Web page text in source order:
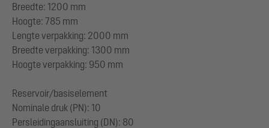
Breedte: 1200 mm
Hoogte: 785 mm
Lengte verpakking: 2000 mm
Breedte verpakking: 1300 mm
Hoogte verpakking: 950 mm
Reservoir/basiselement
Nominale druk (PN): 10
Persleidingaansluiting (DN): 80